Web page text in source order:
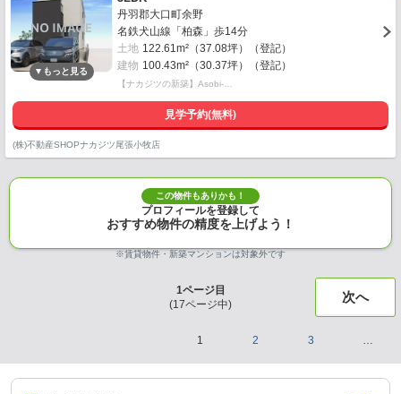
丹羽郡大口町余野
名鉄犬山線「柏森」歩14分
土地 122.61m²（37.08坪）（登記）
建物 100.43m²（30.37坪）（登記）
【ナカジツの新築】Asobi-…
見学予約(無料)
(株)不動産SHOPナカジツ尾張小牧店
この物件もありかも！
プロフィールを登録して
おすすめ物件の精度を上げよう！
※賃貸物件・新築マンションは対象外です
1ページ目
(17ページ中) 次へ
1 2 3 …